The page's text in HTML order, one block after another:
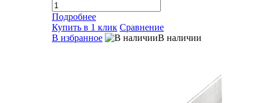
Подробнее
Купить в 1 клик Сравнение
В избранное
В наличии